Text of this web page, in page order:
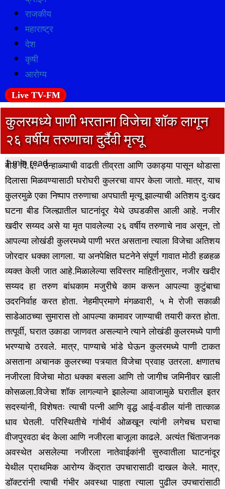
राजकीय
महाराष्ट्र
देश
कृषी
आरोग्य
Live TV-FM
कुलरमध्ये पाणी भरताना विजेचा शॉक लागून
२६ वर्षीय तरुणाचा दुर्दैवी मृत्यू
1 min read
बीड दि.६:- उन्हाळ्याची वाढती तीव्रता आणि उकाड्या पासून थोडासा
दिलासा मिळवण्यासाठी घरोघरी कुलरचा वापर केला जातो. मात्र, याच
कुलरमुळे एका निष्पाप तरुणाचा अपघाती मृत्यू झाल्याची अतिशय दुःखद
घटना बीड जिल्ह्यातील घाटनांदूर येथे उघडकीस आली आहे. नजीर
खदीर सय्यद असे या मृत पावलेल्या २६ वर्षीय तरुणाचे नाव असून, तो
आपल्या लोखंडी कुलरमध्ये पाणी भरत असताना त्याला विजेचा अतिशय
जोरदार धक्का लागला. या अनपेक्षित घटनेने संपूर्ण गावात मोठी हळहळ
व्यक्त केली जात आहे.मिळालेल्या सविस्तर माहितीनुसार, नजीर खदीर
सय्यद हा तरुण बांधकाम मजुरीचे काम करून आपल्या कुटुंबाचा
उदरनिर्वाह करत होता. नेहमीप्रमाणे मंगळवारी, ५ मे रोजी सकाळी
साडेआठच्या सुमारास तो आपल्या कामावर जाण्याची तयारी करत होता.
तत्पूर्वी, घरात उकाडा जाणवत असल्याने त्याने लोखंडी कुलरमध्ये पाणी
भरण्याचे ठरवले.मात्र, पाण्याचे भांडे घेऊन कुलरमध्ये पाणी टाकत
असताना अचानक कुलरच्या पत्र्यात विजेचा प्रवाह उतरला. क्षणातच
नजीरला विजेचा मोठा धक्का बसला आणि तो जागीच जमिनीवर खाली
कोसळला.विजेचा शॉक लागल्याने झालेल्या आवाजामुळे घरातील इतर
सदस्यांनी, विशेषतः त्याची पत्नी आणि वृद्ध आई-वडील यांनी तात्काळ
धाव घेतली. परिस्थितीचे गांभीर्य ओळखून त्यांनी लगेचच घराचा
वीजपुरवठा बंद केला आणि नजीरला बाजूला काढले. अत्यंत चिंताजनक
अवस्थेत असलेल्या नजीरला नातेवाईकांनी सुरुवातीला घाटनांदूर
येथील प्राथमिक आरोग्य केंद्रात उपचारासाठी दाखल केले. मात्र,
डॉक्टरांनी त्याची गंभीर अवस्था पाहता त्याला पुढील उपचारांसाठी